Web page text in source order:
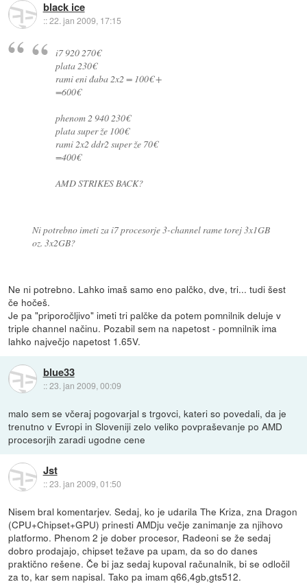
black ice
::22. jan 2009, 17:15
i7 920 270€
plata 230€
rami eni đaba 2x2 = 100€ +
=600€
phenom 2 940 230€
plata super že 100€
rami 2x2 ddr2 super že 70€
=400€
AMD STRIKES BACK?
Ni potrebno imeti za i7 procesorje 3-channel rame torej 3x1GB
oz. 3x2GB?
Ne ni potrebno. Lahko imaš samo eno palčko, dve, tri... tudi šest
če hočeš.
Je pa "priporočljivo" imeti tri palčke da potem pomnilnik deluje v
triple channel načinu. Pozabil sem na napetost - pomnilnik ima
lahko največjo napetost 1.65V.
blue33
::23. jan 2009, 00:09
malo sem se včeraj pogovarjal s trgovci, kateri so povedali, da je
trenutno v Evropi in Sloveniji zelo veliko povpraševanje po AMD
procesorjih zaradi ugodne cene
Jst
::23. jan 2009, 01:50
Nisem bral komentarjev. Sedaj, ko je udarila The Kriza, zna Dragon
(CPU+Chipset+GPU) prinesti AMDju večje zanimanje za njihovo
platformo. Phenom 2 je dober procesor, Radeoni se že sedaj
dobro prodajajo, chipset težave pa upam, da so do danes
praktično rešene. Če bi jaz sedaj kupoval računalnik, bi se odločil
za to, kar sem napisal. Tako pa imam q66,4gb,gts512.